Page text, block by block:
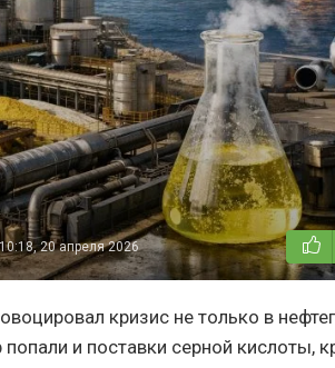
10:18, 20 апреля 2026
кризис не только в
и поставки серной кислоты,